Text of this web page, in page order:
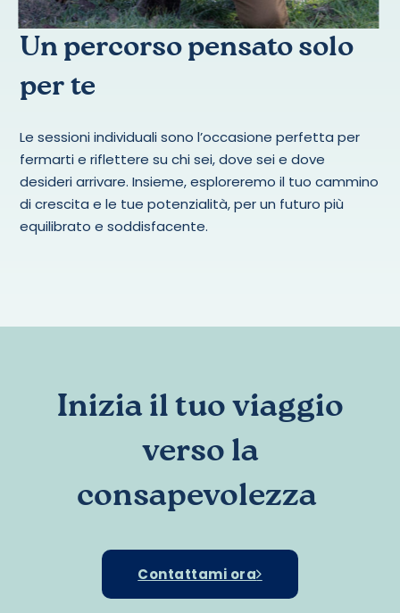
Un percorso pensato solo
per te
Le sessioni individuali sono l’occasione perfetta per
fermarti e riflettere su chi sei, dove sei e dove
desideri arrivare. Insieme, esploreremo il tuo cammino
di crescita e le tue potenzialità, per un futuro più
equilibrato e soddisfacente.
Inizia il tuo viaggio
verso la
consapevolezza
Contattami ora